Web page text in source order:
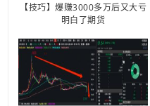
【技巧】爆赚3000多万后又大亏
明白了期货